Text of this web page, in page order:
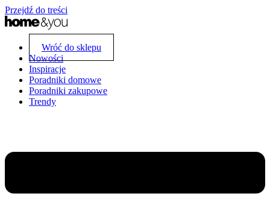
Przejdź do treści
Wróć do sklepu
Nowości
Inspiracje
Poradniki domowe
Poradniki zakupowe
Trendy